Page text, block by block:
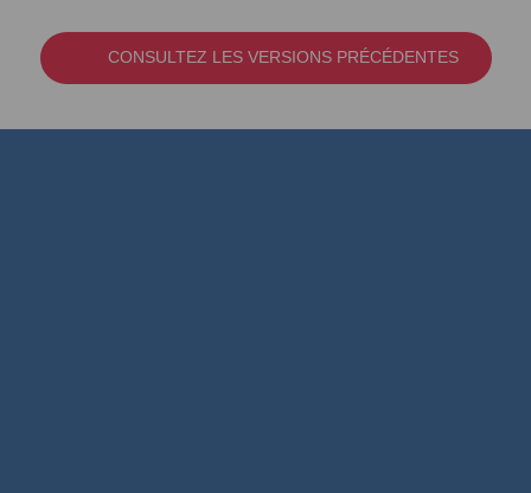
CONSULTEZ LES VERSIONS PRÉCÉDENTES